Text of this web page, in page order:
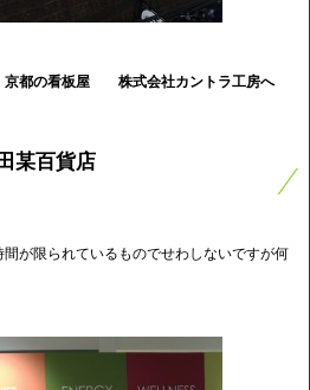
都の看板屋 株式会社カントラ工房へ
某百貨店
が限られているものでせわしないですが何